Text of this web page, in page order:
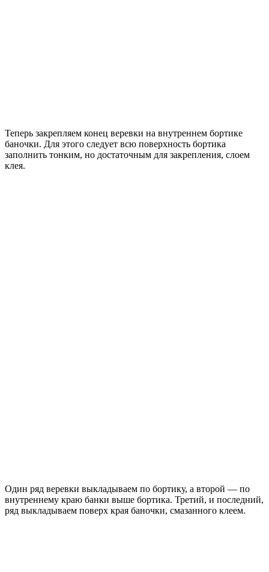
Теперь закрепляем конец веревки на внутреннем бортике
баночки. Для этого следует всю поверхность бортика
заполнить тонким, но достаточным для закрепления, слоем
клея.
Один ряд веревки выкладываем по бортику, а второй — по
внутреннему краю банки выше бортика. Третий, и последний,
ряд выкладываем поверх края баночки, смазанного клеем.